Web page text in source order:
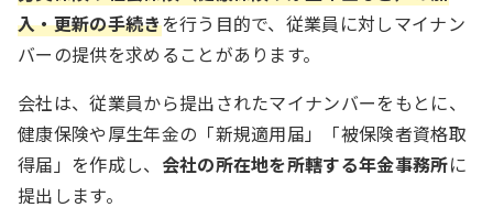
入・更新の手続きを行う目的で、従業員に対しマイナン
バーの提供を求めることがあります。
会社は、従業員から提出されたマイナンバーをもとに、
健康保険や厚生年金の「新規適用届」「被保険者資格取
得届」を作成し、 会社の所在地を所轄する年金事務所に
提出します。